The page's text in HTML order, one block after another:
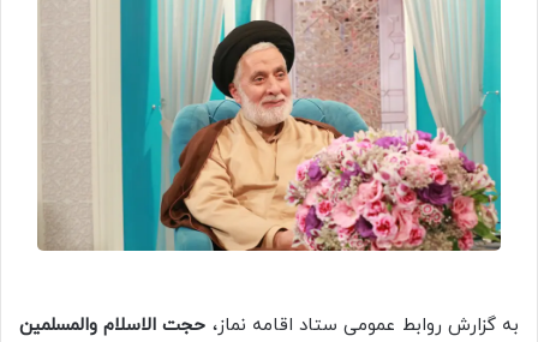
به گزارش روابط عمومی ستاد اقامه نماز، حجت الاسلام والمسلمین